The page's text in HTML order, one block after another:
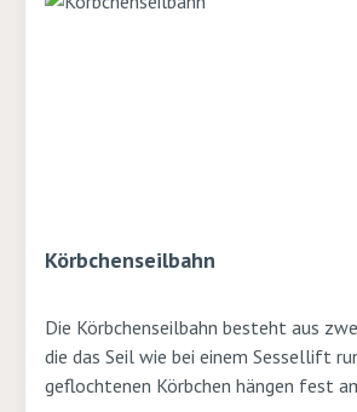
Körbchenseilbahn
Die Körbchenseilbahn besteht aus
die das Seil wie bei einem Sessellift
geflochtenen Körbchen hängen fest